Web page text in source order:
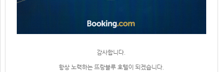
감사합니다.
항상 노력하는 뜨랑블루 호텔이 되겠습니다.